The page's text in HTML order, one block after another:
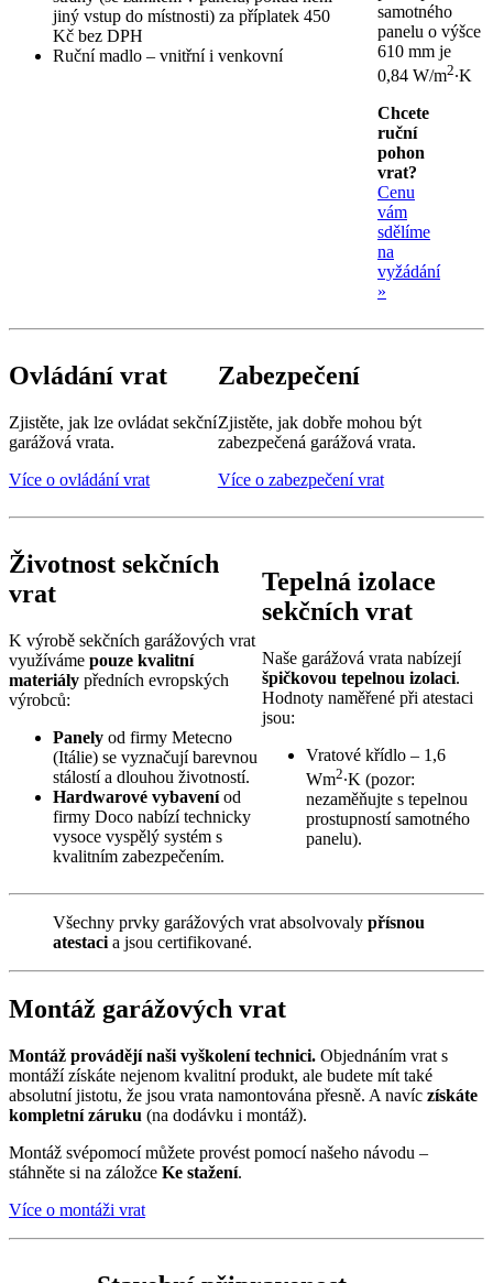
jiný vstup do místnosti) za příplatek 450
Kč bez DPH
Ruční madlo – vnitřní i venkovní
samotného
panelu o výšce
610 mm je
0,84 W/m2∙K
Chcete
ruční
pohon
vrat?
Cenu
vám
sdělíme
na
vyžádání
»
Ovládání vrat
Zjistěte, jak lze ovládat sekční
garážová vrata.
Více o ovládání vrat
Zabezpečení
Zjistěte, jak dobře mohou být
zabezpečená garážová vrata.
Více o zabezpečení vrat
Životnost sekčních
vrat
K výrobě sekčních garážových vrat
využíváme pouze kvalitní
materiály předních evropských
výrobců:
Panely od firmy Metecno
(Itálie) se vyznačují barevnou
stálostí a dlouhou životností.
Hardwarové vybaveníod
firmy Doco nabízí technicky
vysoce vyspělý systém s
kvalitním zabezpečením.
Tepelná izolace
sekčních vrat
Naše garážová vrata nabízejí
špičkovou tepelnou izolaci.
Hodnoty naměřené při atestaci
jsou:
Vratové křídlo – 1,6
Wm2∙K (pozor:
nezaměňujte s tepelnou
prostupností samotného
panelu).
Všechny prvky garážových vrat absolvovaly přísnou
atestaci a jsou certifikované.
Montáž garážových vrat
Montáž provádějí naši vyškolení technici. Objednáním vrat s
montáží získáte nejenom kvalitní produkt, ale budete mít také
absolutní jistotu, že jsou vrata namontována přesně. A navíc získáte
kompletní záruku (na dodávku i montáž).
Montáž svépomocí můžete provést pomocí našeho návodu –
stáhněte si na záložce Ke stažení.
Více o montáži vrat